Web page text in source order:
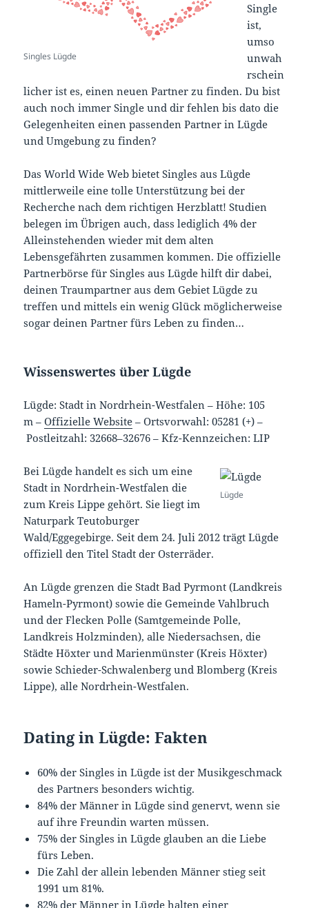
Singles Lügde
Single
ist,
umso
unwah
rschein
licher ist es, einen neuen Partner zu finden. Du bist
auch noch immer Single und dir fehlen bis dato die
Gelegenheiten einen passenden Partner in Lügde
und Umgebung zu finden?
Das World Wide Web bietet Singles aus Lügde
mittlerweile eine tolle Unterstützung bei der
Recherche nach dem richtigen Herzblatt! Studien
belegen im Übrigen auch, dass lediglich 4% der
Alleinstehenden wieder mit dem alten
Lebensgefährten zusammen kommen. Die offizielle
Partnerbörse für Singles aus Lügde hilft dir dabei,
deinen Traumpartner aus dem Gebiet Lügde zu
treffen und mittels ein wenig Glück möglicherweise
sogar deinen Partner fürs Leben zu finden…
Wissenswertes über Lügde
Lügde: Stadt in Nordrhein-Westfalen –Höhe: 105
m –Offizielle Website –Ortsvorwahl: 05281 (+) –
Postleitzahl: 32668–32676 –Kfz-Kennzeichen: LIP
Lügde
Bei Lügde handelt es sich um eine
Stadt in Nordrhein-Westfalen die
zum Kreis Lippe gehört. Sie liegt im
Naturpark Teutoburger
Wald/Eggegebirge. Seit dem 24. Juli 2012 trägt Lügde
offiziell den Titel Stadt der Osterräder.
An Lügde grenzen die Stadt Bad Pyrmont (Landkreis
Hameln-Pyrmont) sowie die Gemeinde Vahlbruch
und der Flecken Polle (Samtgemeinde Polle,
Landkreis Holzminden), alle Niedersachsen, die
Städte Höxter und Marienmünster (Kreis Höxter)
sowie Schieder-Schwalenberg und Blomberg (Kreis
Lippe), alle Nordrhein-Westfalen.
Dating in Lügde: Fakten
60% der Singles in Lügde ist der Musikgeschmack
des Partners besonders wichtig.
84% der Männer in Lügde sind genervt, wenn sie
auf ihre Freundin warten müssen.
75% der Singles in Lügde glauben an die Liebe
fürs Leben.
Die Zahl der allein lebenden Männer stieg seit
1991 um 81%.
82% der Männer in Lügde halten einer